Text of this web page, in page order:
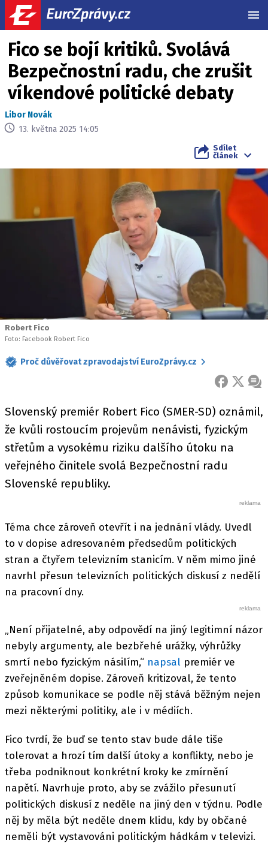
Fico se bojí kritiků. Svolává
Bezpečnostní radu, che zrušit
víkendové politické debaty
Libor Novák
13. května 2025 14:05
Sdílet
článek
Robert Fico
Foto: Facebook Robert Fico
Proč důvěřovat zpravodajství EuroZprávy.cz
FACEBOOK
X
Slovenský premiér Robert Fico (SMER-SD) oznámil,
že kvůli rostoucím projevům nenávisti, fyzickým
střetům a vysokému riziku dalšího útoku na
veřejného činitele svolá Bezpečnostní radu
Slovenské republiky.
Téma chce zároveň otevřít i na jednání vlády. Uvedl
to v dopise adresovaném předsedům politických
stran a čtyřem televizním stanicím. V něm mimo jiné
navrhl přesun televizních politických diskusí z nedělí
na pracovní dny.
„Není přijatelné, aby odpovědí na jiný legitimní názor
nebyly argumenty, ale bezbřehé urážky, výhrůžky
smrtí nebo fyzickým násilím,“ napsal premiér ve
zveřejněném dopise. Zároveň kritizoval, že tento
způsob komunikace se podle něj stává běžným nejen
mezi některými politiky, ale i v médiích.
Fico tvrdí, že buď se tento stav bude dále tiše
tolerovat a hrozí tím další útoky a konflikty, nebo je
třeba podniknout konkrétní kroky ke zmírnění
napětí. Navrhuje proto, aby se zvážilo přesunutí
politických diskusí z neděle na jiný den v týdnu. Podle
něj by měla být neděle dnem klidu, kdy by občané
neměli být vystavováni politickým hádkám v televizi.